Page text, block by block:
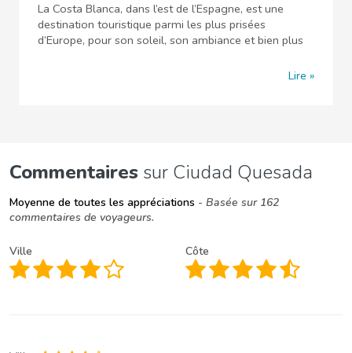
La Costa Blanca, dans l’est de l’Espagne, est une
destination touristique parmi les plus prisées
d’Europe, pour son soleil, son ambiance et bien plus
Lire
Commentaires sur Ciudad Quesada
Moyenne de toutes les appréciations - Basée sur 162
commentaires de voyageurs.
Ville Côte